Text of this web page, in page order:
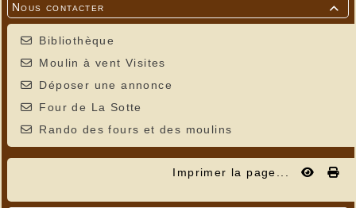

Nous contacter
Bibliothèque
Moulin à vent Visites
Déposer une annonce
Four de La Sotte
Rando des fours et des moulins
Imprimer la page...